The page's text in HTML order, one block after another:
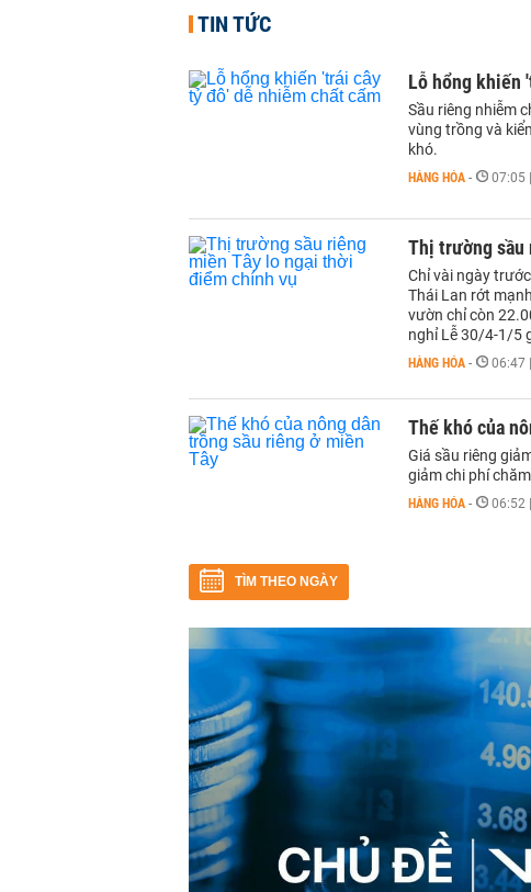
TIN TỨC
Lỗ hổng khiến
Sầu riêng nhiễm
vùng trồng và
khó.
HÀNG HÓA - 07:05
Thị trường sầu
Chỉ vài ngày
Thái Lan rớt
vườn chỉ còn
nghỉ Lễ 30/4-1/5
HÀNG HÓA - 06:47
Thế khó của
Giá sầu riêng
giảm chi phí
HÀNG HÓA - 06:52
TÌM THEO NGÀY